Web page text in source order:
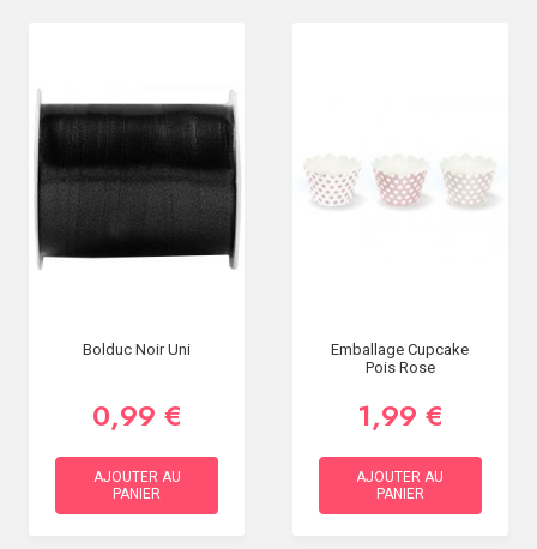
Bolduc Noir Uni
0,99 €
AJOUTER AU
PANIER
Emballage Cupcake
Pois Rose
1,99 €
AJOUTER AU
PANIER